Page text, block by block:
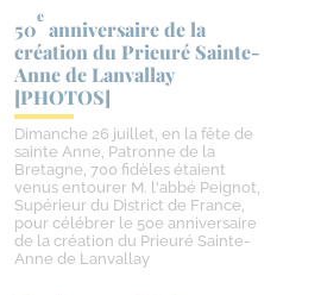
50
e
anniversaire de la
création du Prieuré Sainte-​
Anne de Lanvallay
[PHOTOS]
Dimanche 26 juillet, en la fête de
sainte Anne, Patronne de la
Bretagne, 700 fidèles étaient
venus entourer M. l'abbé Peignot,
Supérieur du District de France,
pour célébrer le 50e anniversaire
de la création du Prieuré Sainte-
Anne de Lanvallay